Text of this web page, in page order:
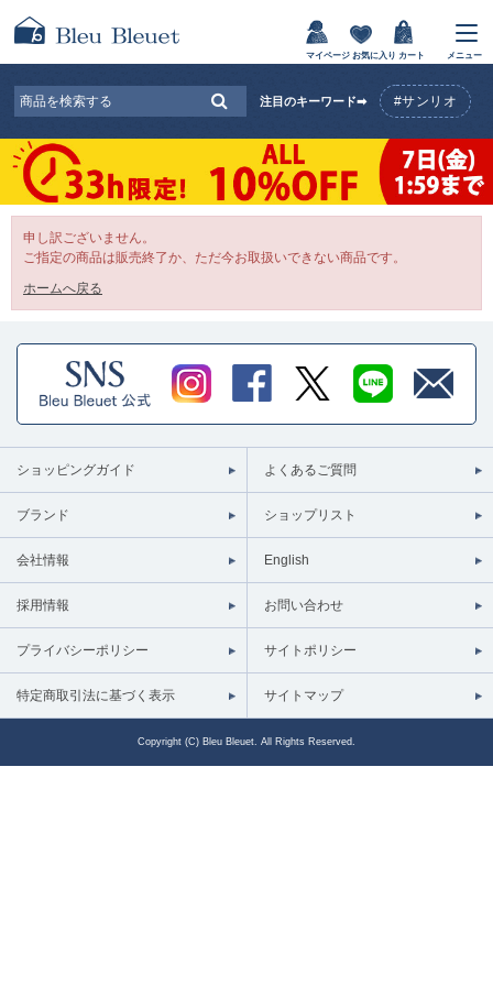
マイページ お気に入り カート メニュー
注目のキーワード➡ #サンリオ
申し訳ございません。
ご指定の商品は販売終了か、ただ今お取扱いできない商品です。
ホームへ戻る
ショッピングガイド よくあるご質問
ブランド ショップリスト
会社情報 English
採用情報 お問い合わせ
プライバシーポリシー サイトポリシー
特定商取引法に基づく表示 サイトマップ
Copyright (C) Bleu Bleuet. All Rights Reserved.